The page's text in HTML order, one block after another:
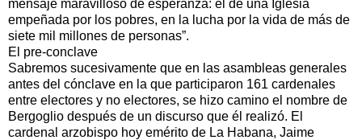
mensaje maravilloso de esperanza: el de una Iglesia
empeñada por los pobres, en la lucha por la vida de más de
siete mil millones de personas”.
El pre-conclave
Sabremos sucesivamente que en las asambleas generales
antes del cónclave en la que participaron 161 cardenales
entre electores y no electores, se hizo camino el nombre de
Bergoglio después de un discurso que él realizó. El
cardenal arzobispo hoy emérito de La Habana, Jaime